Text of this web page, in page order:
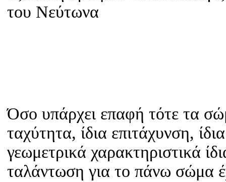
του Νεύτωνα
Όσο υπάρχει επαφή τότε τα
ταχύτητα, ίδια επιτάχυνση,
γεωμετρικά χαρακτηριστικά
ταλάντωση για το πάνω σώμα